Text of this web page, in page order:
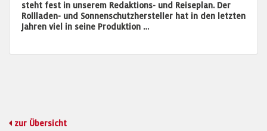
steht fest in unserem Redaktions- und Reiseplan. Der
Rollladen- und Sonnenschutzhersteller hat in den letzten
Jahren viel in seine Produktion …
zur Übersicht